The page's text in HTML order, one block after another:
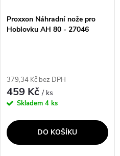
p
o
d
u
s
p
o
d
u
Proxxon Náhradní nože pro
Hoblovku AH 80 - 27046
379,34 Kč bez DPH
459 Kč/ ks
Skladem 4 ks
DO KOŠÍKU